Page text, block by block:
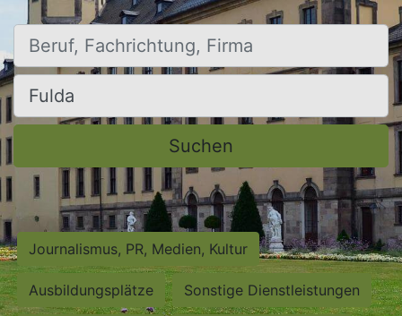
Beruf, Fachrichtung, Firma
Ort, Stadt
Suchen
Journalismus, PR, Medien, Kultur
Ausbildungsplätze Sonstige Dienstleistungen